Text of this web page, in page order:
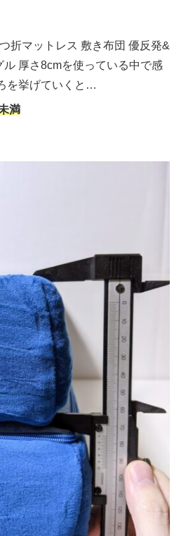
折マットレス 敷き布団 優反発&
厚さ8cmを使っている中で感
を挙げていくと…
満